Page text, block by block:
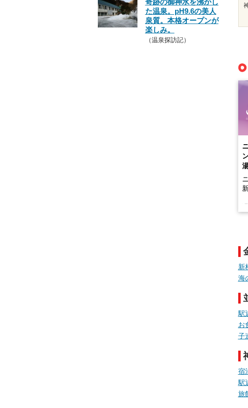
新
海
駅
お
子
宿
駅
旅
奇跡の御神水を沸かし
た温泉。pH9.6の美人
泉質。本格オープンが
楽しみ。
（温泉探訪記）